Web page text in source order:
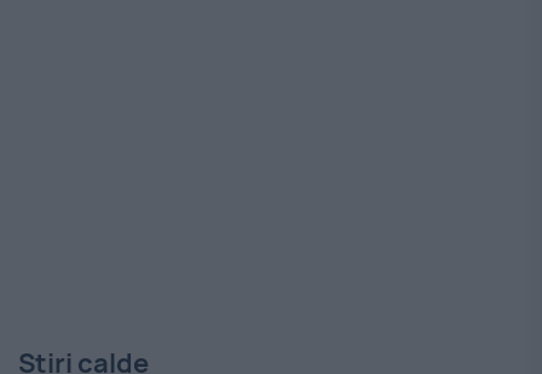
Stiri calde